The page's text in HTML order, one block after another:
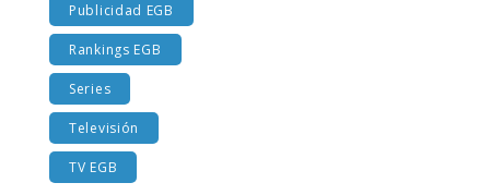
Publicidad EGB
Rankings EGB
Series
Televisión
TV EGB